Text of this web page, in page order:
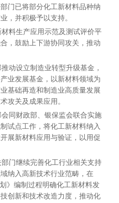
门已将部分化工新材料品种纳
，并积极予以支持。
料生产应用示范及测试评价平
，鼓励上下游协同攻关，推动
动设立制造业转型升级基金，
业发展基金，以新材料领域为
基础再造和制造业高质量发展
攻关及成果应用。
同财政部、银保监会联合实施
试点工作，将化工新材料纳入
展新材料应用与验证，以用促
门继续完善化工行业相关支持
纳入高新技术行业范畴，在
》编制过程明确化工新材料发
创新和技术改造力度，推动化